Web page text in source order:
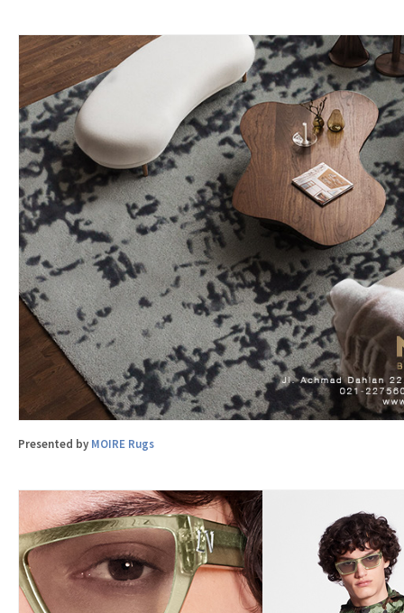
Presented by MOIRE Rugs